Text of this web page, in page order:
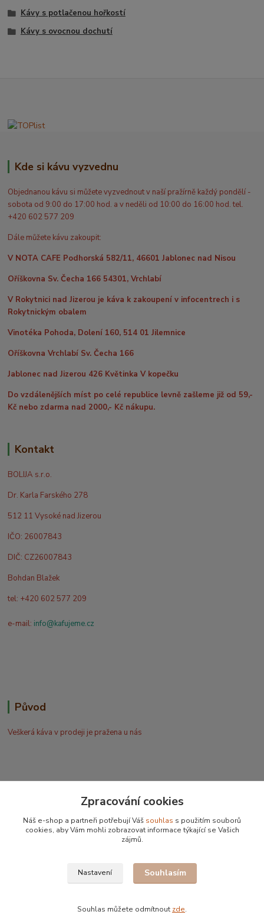
Kávy s potlačenou hořkostí
Kávy s ovocnou dochutí
Kde si kávu vyzvednu
Objednanou kávu si můžete vyzvednout v naší pražírně každý pondělí -
sobota od 9:00 do 17:00 hod. a v neděli od 10:00 do 16:00 hod. tel.
+420 602 577 209
Dále můžete kávu zakoupit:
V NOTA CAFE Podhorská 582/11, 46601 Jablonec nad Nisou
Oříškovna Sv. Čecha 166 54301, Vrchlabí
V Rokytnici nad Jizerou je káva k zakoupení v infocentrech i s
Rokytnickým obalem
Vinotéka Pohoda, Dolení 160, 514 01 Jilemnice
Oříškovna Vrchlabí Sv. Čecha 166
Jablonec nad Jizerou 426 Květinka V kopečku
Do vzdálenějších míst po celé republice levně zašleme již od 59,-
Kč nebo zdarma nad 2000,- Kč nákupu.
Kontakt
BOLIJA s.r.o.
Dr. Karla Farského 278
512 11 Vysoké nad Jizerou
IČO: 26007843
DIČ: CZ26007843
Bohdan Blažek
tel: +420 602 577 209
e-mail: info@kafujeme.cz
Původ
Veškerá káva v prodeji je pražena u nás
+420 602 577 209
Zpracování cookies
Náš e-shop a partneři potřebují Váš souhlas s použitím souborů
cookies, aby Vám mohli zobrazovat informace týkající se Vašich
zájmů.
Nastavení Souhlasím
Souhlas můžete odmítnout zde.